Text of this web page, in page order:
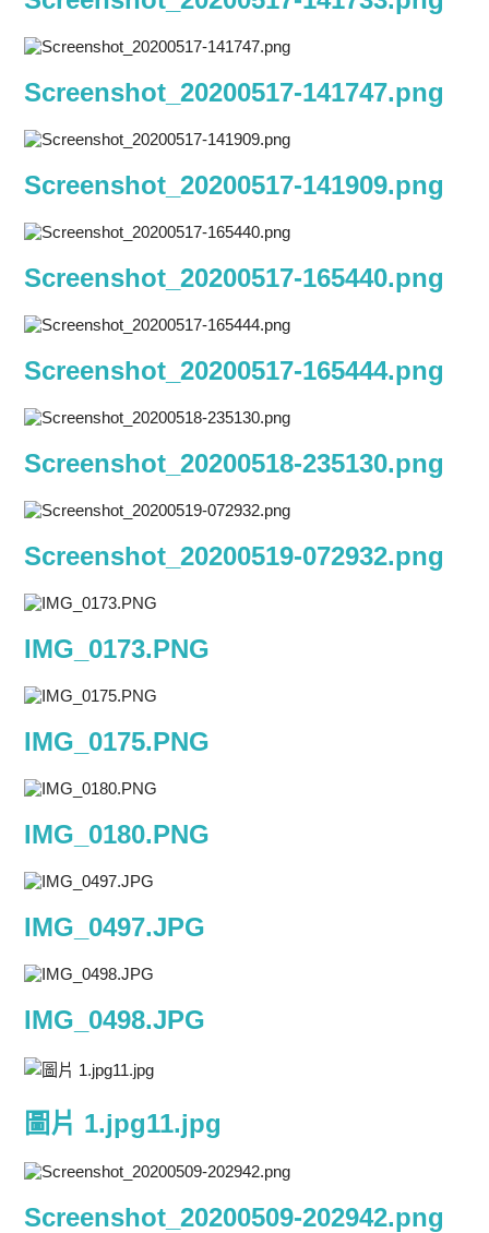
Screenshot_20200517-141747.png
Screenshot_20200517-141909.png
Screenshot_20200517-165440.png
Screenshot_20200517-165444.png
Screenshot_20200518-235130.png
Screenshot_20200519-072932.png
IMG_0173.PNG
IMG_0175.PNG
IMG_0180.PNG
IMG_0497.JPG
IMG_0498.JPG
圖片 1.jpg11.jpg
Screenshot_20200509-202942.png